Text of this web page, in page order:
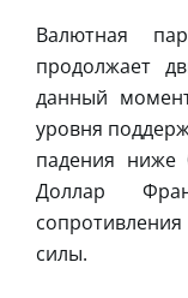
Валютная
продолжает
данный
уровня
падения ниже
Доллар
силы.